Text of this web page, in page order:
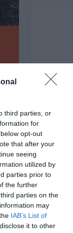
third parties, or
for
opt-out
that after your
seeing
utilized by
parties prior to
the further
parties on the
may
IAB’s List of
it to other